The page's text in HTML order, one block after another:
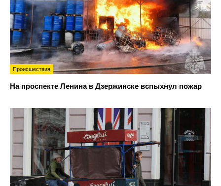
Происшествия
На проспекте Ленина в Дзержинске вспыхнул пожар